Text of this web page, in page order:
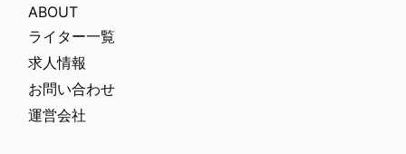
ABOUT
ライター一覧
求人情報
お問い合わせ
運営会社